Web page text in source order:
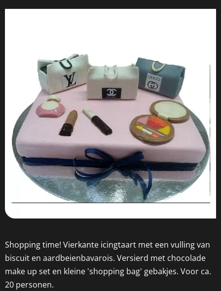
Shopping time! Vierkante icingtaart met een vulling van
biscuit en aardbeienbavarois. Versierd met chocolade
make up set en kleine 'shopping bag' gebakjes. Voor ca.
20 personen.